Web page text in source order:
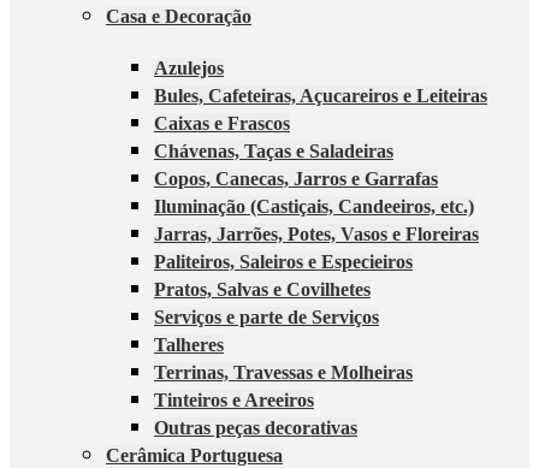
Casa e Decoração
Azulejos
Bules, Cafeteiras, Açucareiros e Leiteiras
Caixas e Frascos
Chávenas, Taças e Saladeiras
Copos, Canecas, Jarros e Garrafas
Iluminação (Castiçais, Candeeiros, etc.)
Jarras, Jarrões, Potes, Vasos e Floreiras
Paliteiros, Saleiros e Especieiros
Pratos, Salvas e Covilhetes
Serviços e parte de Serviços
Talheres
Terrinas, Travessas e Molheiras
Tinteiros e Areeiros
Outras peças decorativas
Cerâmica Portuguesa